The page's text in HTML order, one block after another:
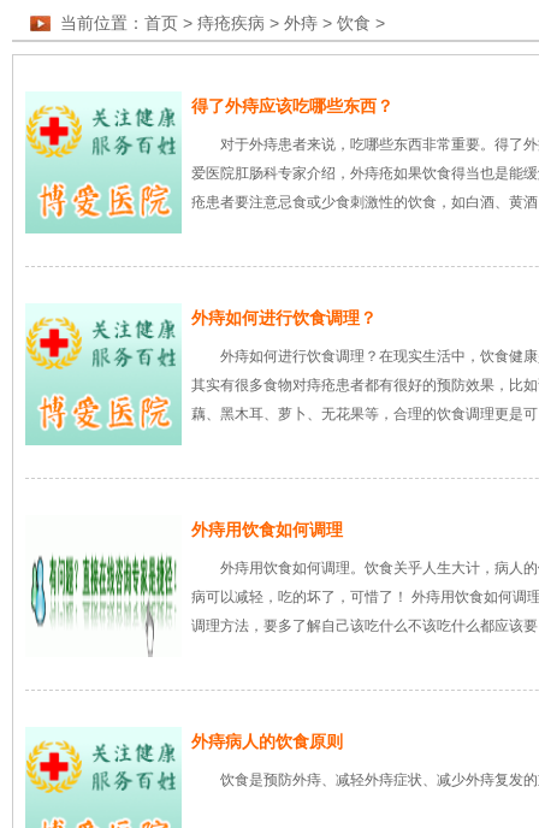
当前位置： 首页 > 痔疮疾病 > 外痔 > 饮食 >
得了外痔应该吃哪些东西？
对于外痔患者来说，吃哪些东西非常重要。得了
爱医院肛肠科专家介绍，外痔疮如果饮食得当也是能
疮患者要注意忌食或少食刺激性的饮食，如白酒、黄
外痔如何进行饮食调理？
外痔如何进行饮食调理？在现实生活中，饮食健
其实有很多食物对痔疮患者都有很好的预防效果，比
藕、黑木耳、萝卜、无花果等，合理的饮食调理更是
外痔用饮食如何调理
外痔用饮食如何调理。饮食关乎人生大计，病人
病可以减轻，吃的坏了，可惜了！ 外痔用饮食如何调
调理方法，要多了解自己该吃什么不该吃什么都应该
外痔病人的饮食原则
饮食是预防外痔、减轻外痔症状、减少外痔复发